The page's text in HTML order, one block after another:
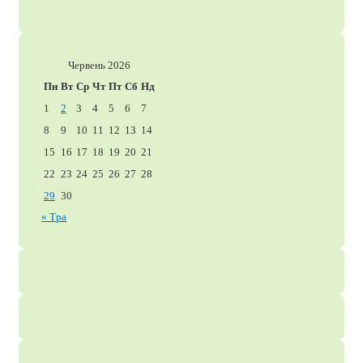
Червень 2026
Пн Вт Ср Чт Пт Сб Нд
1
2 3 4 5 6
7
8
9 10 11 12 13 14
15 16 17 18 19 20 21
22 23 24 25 26 27 28
29 30
« Тра